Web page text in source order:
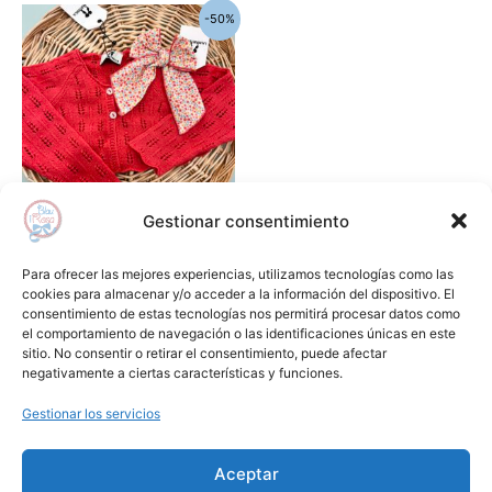
Gestionar consentimiento
Para ofrecer las mejores experiencias, utilizamos tecnologías como las
cookies para almacenar y/o acceder a la información del dispositivo. El
consentimiento de estas tecnologías nos permitirá procesar datos como
el comportamiento de navegación o las identificaciones únicas en este
sitio. No consentir o retirar el consentimiento, puede afectar
negativamente a ciertas características y funciones.
Gestionar los servicios
Aceptar
-50%
Jerséis , chaquetas y sudaderas
Chaqueta niña corta moulin
rouge LA MARTINICA
46,60€
El
precio
original
era:
46,60€.
23,30€
El
precio
actual
es:
23,30€.
Seleccionar opciones
Este
producto
tiene
múltiples
variantes.
Las
opciones
en
la
página
de
Añadir a lista de deseos